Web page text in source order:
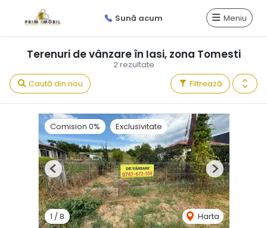
Sună acum Meniu
2 rezultate
Terenuri de vânzare în Iasi, zona Tomesti
Filtrează
Caută din nou
Comision 0% Exclusivitate
1 /8 Harta
Previous Next